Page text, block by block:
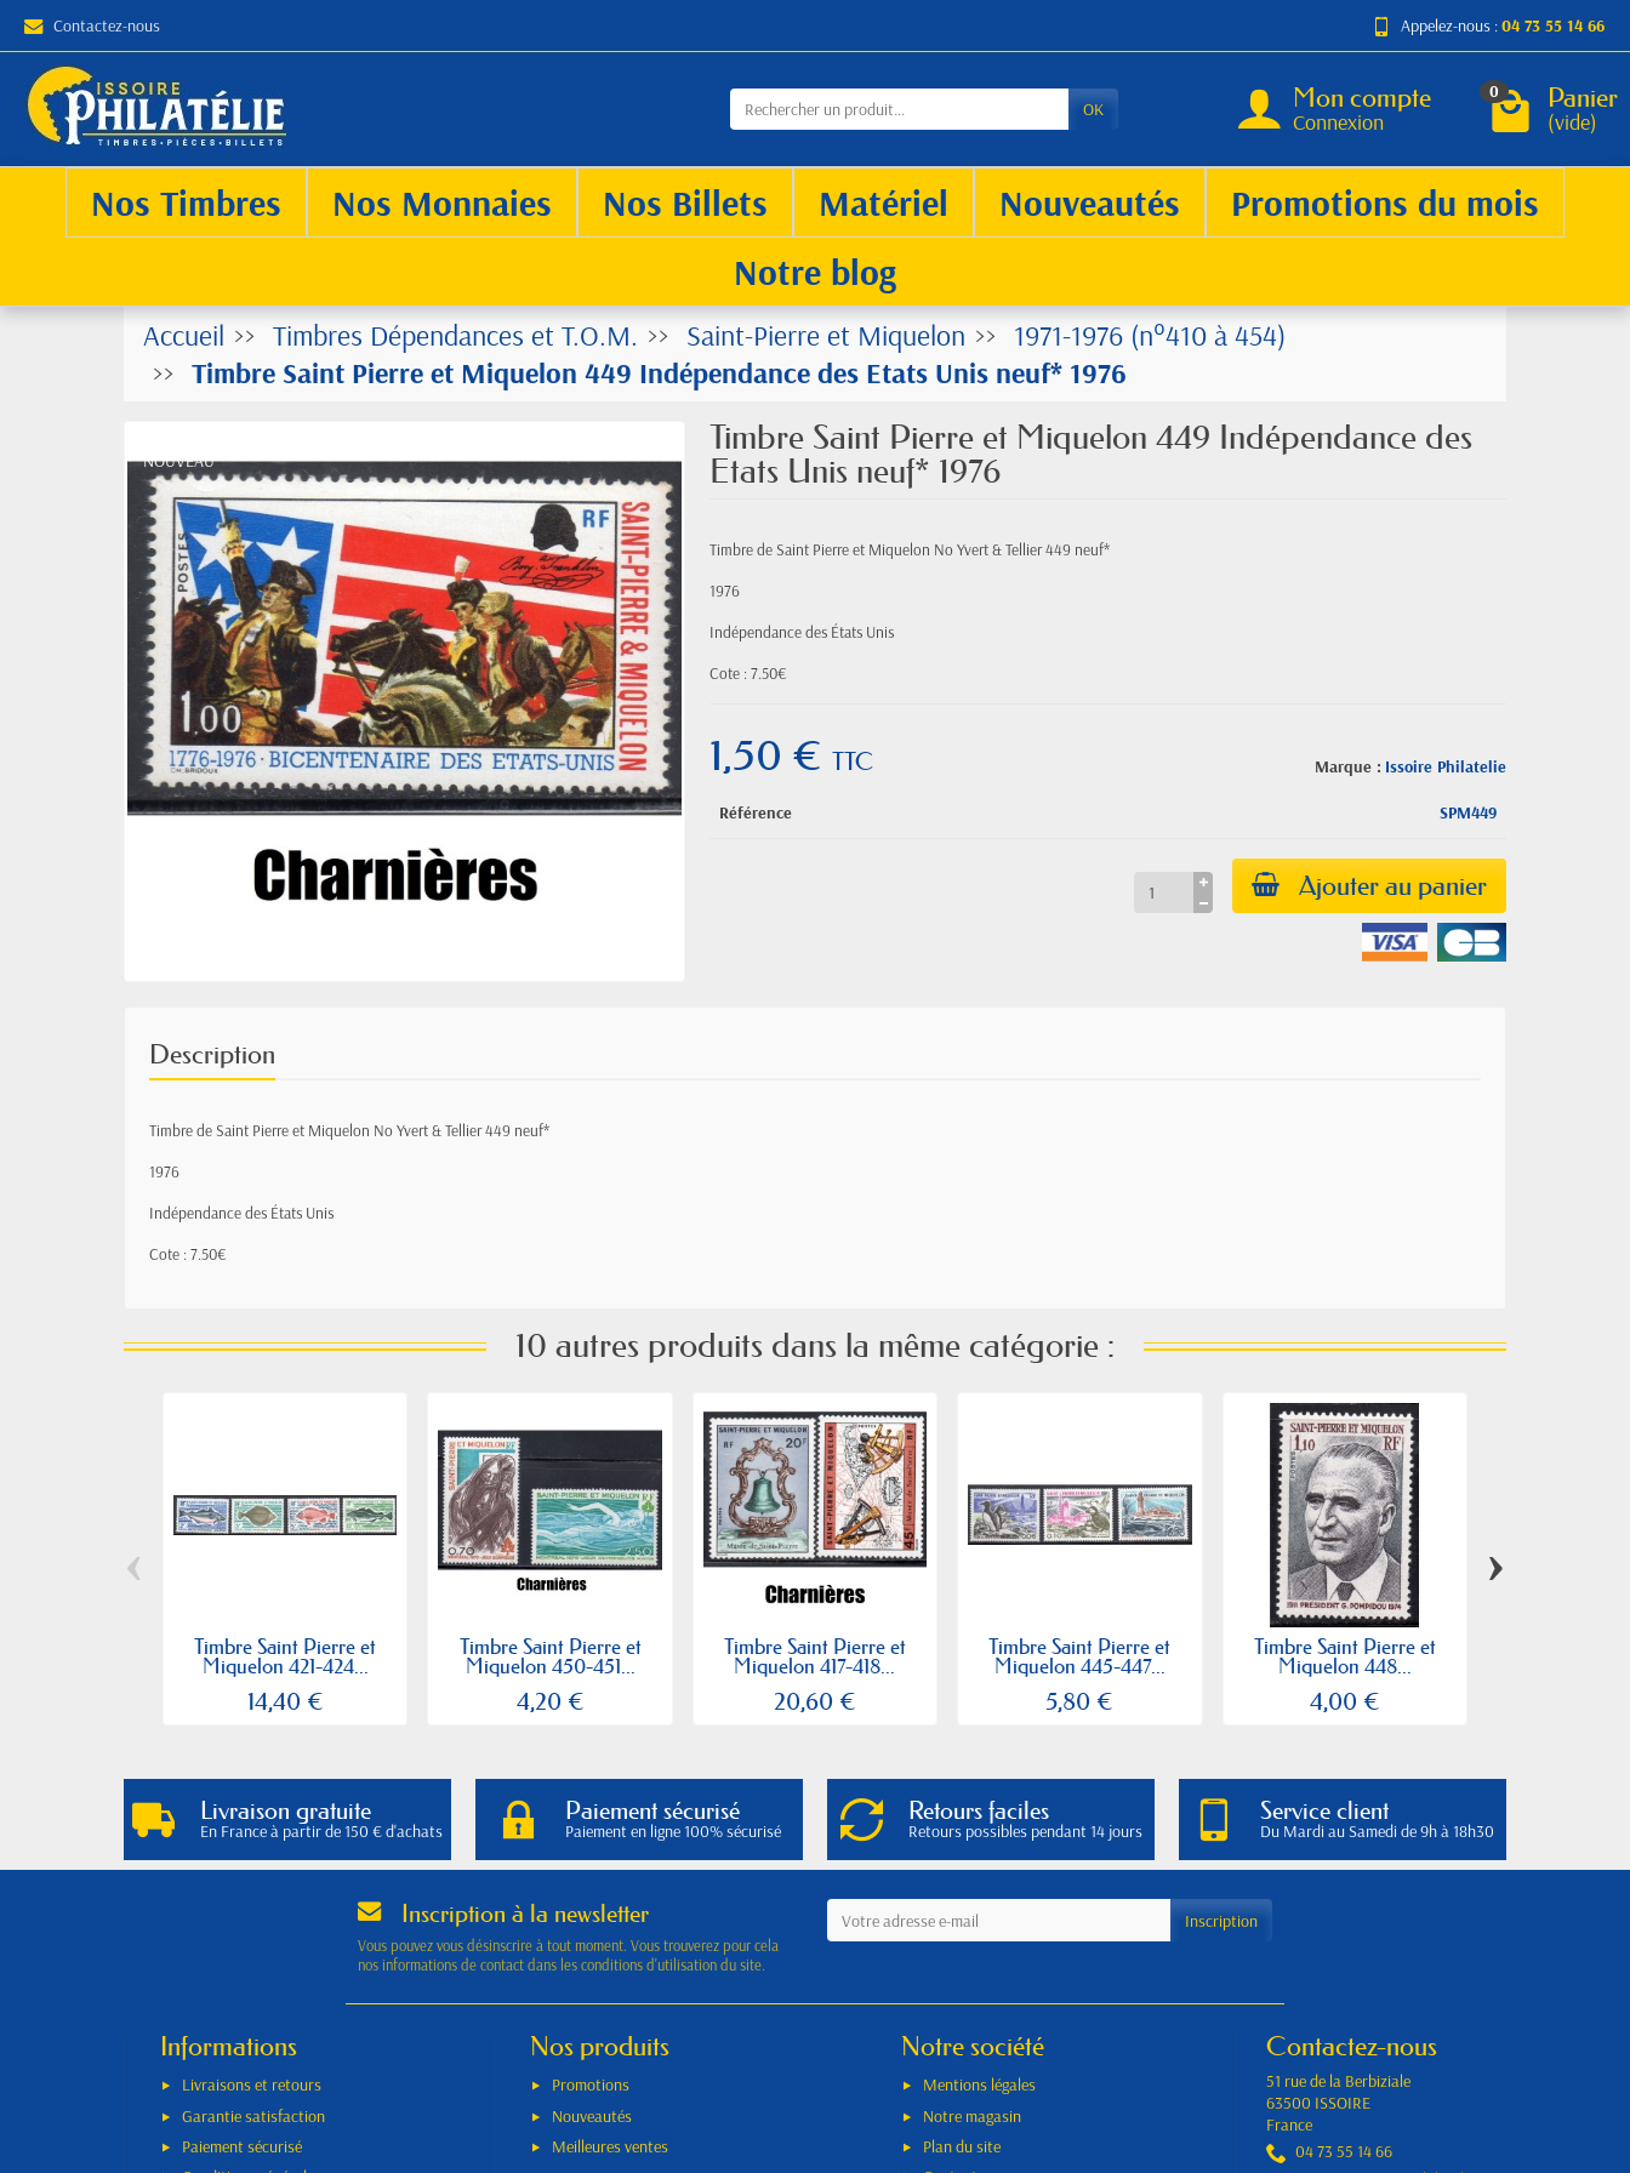
Contactez-nous Appelez-nous :04 73 55 14 66
OK Mon compte
Connexion
0 Panier
(vide)
Nos Timbres Nos Monnaies Nos Billets Matériel Nouveautés
Promotions du mois
Notre blog
Accueil Timbres Dépendances et T.O.M. Saint-Pierre et Miquelon
1971-1976 (n°410 à 454)
Timbre Saint Pierre et Miquelon 449 Indépendance des Etats Unis neuf* 1976
NOUVEAU
Timbre Saint Pierre et Miquelon 449 Indépendance des
Etats Unis neuf* 1976
Timbre de Saint Pierre et Miquelon No Yvert & Tellier 449 neuf*
1976
Indépendance des États Unis
Cote : 7.50€
Marque : Issoire Philatelie
1,50 €TTC
Référence SPM449
Ajouter au panier
Description
Timbre de Saint Pierre et Miquelon No Yvert & Tellier 449 neuf*
1976
Indépendance des États Unis
Cote : 7.50€
10 autres produits dans la même catégorie :
Timbre Saint Pierre et
Miquelon 421-424...
14,40 €
Timbre Saint Pierre et
Miquelon 450-451...
4,20 €
Timbre Saint Pierre et
Miquelon 417-418...
20,60 €
Timbre Saint Pierre et
Miquelon 445-447...
5,80 €
Timbre Saint Pierre et
Miquelon 448...
4,00 €
‹ ›
Livraison gratuite
En France à partir de 150 € d'achats
Paiement sécurisé
Paiement en ligne 100% sécurisé
Retours faciles
Retours possibles pendant 14 jours
Service client
Du Mardi au Samedi de 9h à 18h30
Inscription à la newsletter
Vous pouvez vous désinscrire à tout moment. Vous trouverez pour cela
nos informations de contact dans les conditions d'utilisation du site.
Informations
Livraisons et retours
Garantie satisfaction
Paiement sécurisé
Nos produits
Promotions
Nouveautés
Meilleures ventes
Notre société
Mentions légales
Notre magasin
Plan du site
Contactez-nous
51 rue de la Berbiziale
63500 ISSOIRE
France
04 73 55 14 66